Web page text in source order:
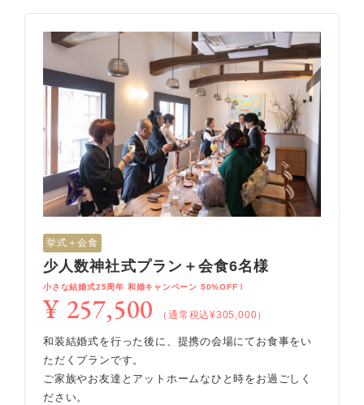
挙式＋会食
少人数神社式プラン＋会食6名様
小さな結婚式25周年 和婚キャンペーン 50%OFF！
¥ 257,500 （通常税込¥305,000）
和装結婚式を行った後に、提携の会場にてお食事をい
ただくプランです。
ご家族やお友達とアットホームなひと時をお過ごしく
ださい。